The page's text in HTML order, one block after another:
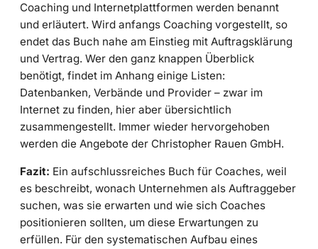
Coaching und Internetplattformen werden benannt
und erläutert. Wird anfangs Coaching vorgestellt, so
endet das Buch nahe am Einstieg mit Auftragsklärung
und Vertrag. Wer den ganz knappen Überblick
benötigt, findet im Anhang einige Listen:
Datenbanken, Verbände und Provider – zwar im
Internet zu finden, hier aber übersichtlich
zusammengestellt. Immer wieder hervorgehoben
werden die Angebote der Christopher Rauen GmbH.
Fazit: Ein aufschlussreiches Buch für Coaches, weil
es beschreibt, wonach Unternehmen als Auftraggeber
suchen, was sie erwarten und wie sich Coaches
positionieren sollten, um diese Erwartungen zu
erfüllen. Für den systematischen Aufbau eines